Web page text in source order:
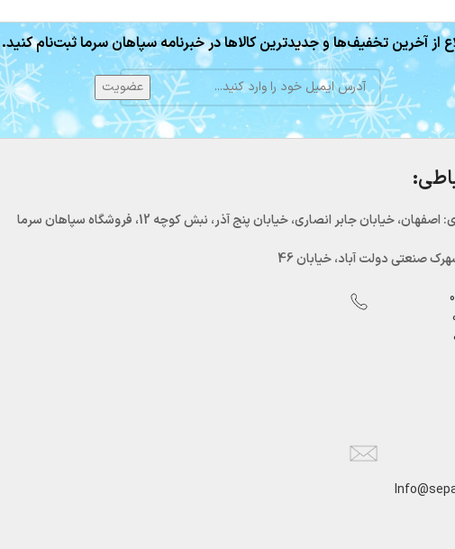
از آخرین تخفیف‌ها و جدیدترین کالاها در خبرنامه سپاهان سرما ثبت‌نام کنید.
خیابان جابر انصاری، خیابان پنج آذر، نبش کوچه 12، فروشگاه سپاهان سرما
صنعتی دولت آباد، خیابان 46